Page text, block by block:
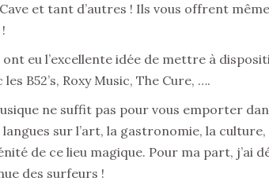
et tant d’autres ! Ils vous offrent
ont eu l’excellente idée de mettre à
B52’s, Roxy Music, The Cure, ….
ne suffit pas pour vous emporter
langues sur l’art, la gastronomie, la
de ce lieu magique. Pour ma part, j’ai
des surfeurs !